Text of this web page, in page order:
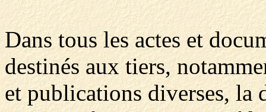
Dans tous les actes et
destinés aux tiers,
et publications diverses, la